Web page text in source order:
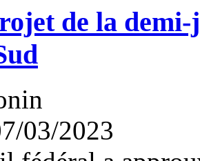
de la
03/2023